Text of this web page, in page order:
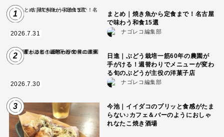
1
2026.7.31
まとめ｜焼き魚から定食まで！名古屋
で味わう和食15選
ナゴレコ編集部
2
2026.7.30
日進｜ぶどう栽培一筋60年の農園が
手がける！週替わりでメニューが変わ
る旬のぶどうが主役の洋菓子店
ナゴレコ編集部
3
今池｜イイダコのプリッと食感がたま
らない♪カフェ＆バーのようにおしゃ
れなたこ焼き酒場